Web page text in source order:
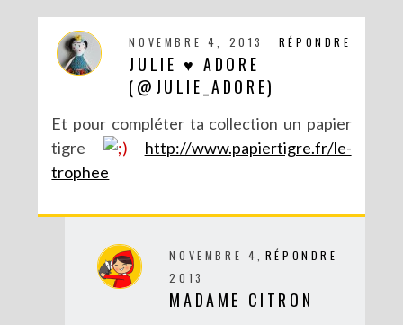
DIY : POTS À SUCCULENTES FURIEUSEMENT MARBRÉS (BATTLE #17)
RÉPONDRE
NOVEMBRE 4, 2013
JULIE ♥ ADORE
(@JULIE_ADORE)
Et pour compléter ta collection un papier
tigre
http://www.papiertigre.fr/le-
trophee
RÉPONDRE
NOVEMBRE 4,
2013
MADAME CITRON